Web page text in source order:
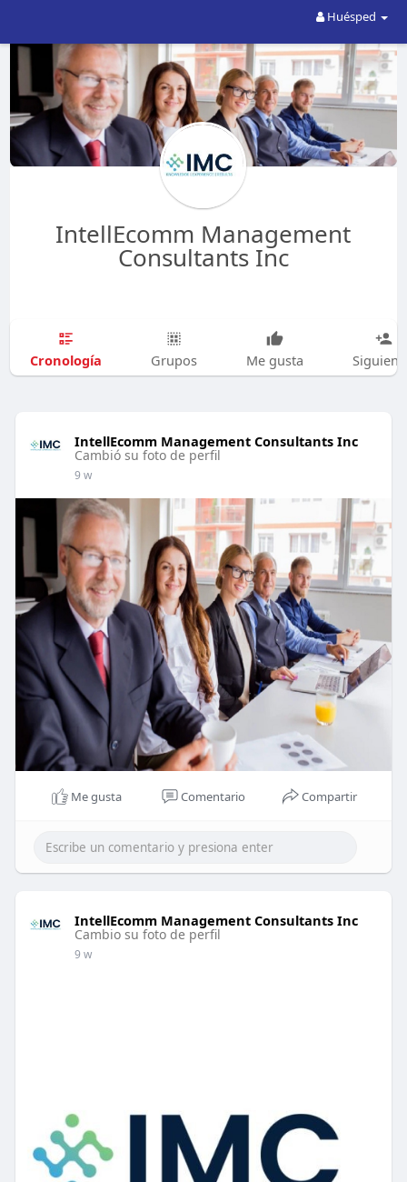
Huésped
IntellEcomm Management
Consultants Inc
Cronología Grupos Me gusta
IntellEcomm Management Consultants Inc
Cambió su foto de perfil
9 w
Me gusta Comentario Compartir
IntellEcomm Management Consultants Inc
Cambio su foto de perfil
9 w